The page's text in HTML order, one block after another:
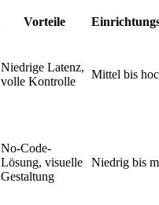
Vorteile
Niedrige Latenz,
volle Kontrolle
Mittel bis
No-Code-
Lösung, visuelle
Gestaltung
Niedrig bis